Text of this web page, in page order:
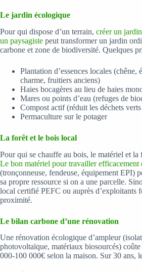
Le jardin écologique
Pour qui dispose d’un terrain, créer un
un paysagiste peut transformer un jardin
carbone et zone de biodiversité. Quelques
Plantation d’essences locales (chêne,
charme, fruitiers anciens)
Haies bocagères au lieu de haies
Mares ou points d’eau (refuges de
Compost actif (réduit les déchets
Permaculture sur le potager
La forêt et le bois local
Pour qui se chauffe au bois, le matériel et la
Le bon matériel pour travailler efficacement
(tronçonneuse, fendeuse, équipement EPI)
sa propre ressource si on a une parcelle.
local certifié PEFC ou auprès d’exploitants
proximité.
Le bilan carbone d’une rénovation
Une rénovation écologique d’ampleur
photovoltaïque, matériaux biosourcés)
000-100 000€ selon la maison. Sur 30 ans,